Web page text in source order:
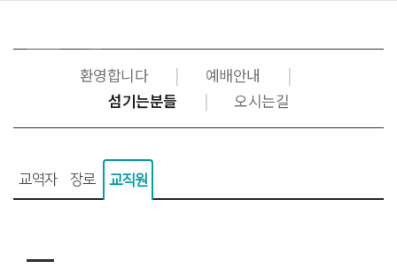
환영합니다 | 예배안내
|
섬기는분들
| 오시는길
교역자 장로 교직원